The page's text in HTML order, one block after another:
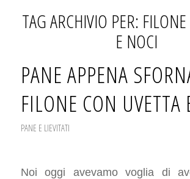
TAG ARCHIVIO PER:
E NOCI
PANE APPENA
FILONE CON UVETTA
PANE E LIEVITATI
Noi oggi avevamo voglia di